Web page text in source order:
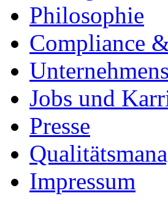
Philosophie
Compliance
Jobs und
Presse
Impressum